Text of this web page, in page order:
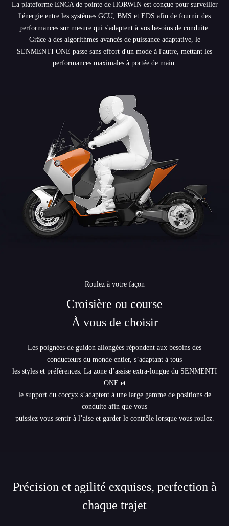
La plateforme ENCA de pointe de HORWIN est conçue pour surveiller
l'énergie entre les systèmes GCU, BMS et EDS afin de fournir des
performances sur mesure qui s'adaptent à vos besoins de conduite.
Grâce à des algorithmes avancés de puissance adaptative, le
SENMENTI ONE passe sans effort d'un mode à l'autre, mettant les
performances maximales à portée de main.
Roulez à votre façon
Croisière ou course
À vous de choisir
Les poignées de guidon allongées répondent aux besoins des
conducteurs du monde entier, s’adaptant à tous
les styles et préférences. La zone d’assise extra-longue du SENMENTI
ONE et
le support du coccyx s’adaptent à une large gamme de positions de
conduite afin que vous
puissiez vous sentir à l’aise et garder le contrôle lorsque vous roulez.
Précision et agilité exquises, perfection à
chaque trajet